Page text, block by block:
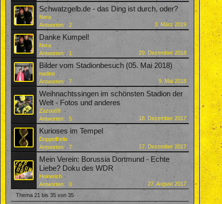
Schwatzgelb.de - das Ding ist durch, oder?
Nera
Antworten:
2 3. März 2019
Danke Kumpel!
Nera
Antworten:
1 29. Dezember 2018
Bilder vom Stadionbesuch (05. Mai 2018)
nadine
Antworten:
7 9. Mai 2018
Weihnachtssingen im schönsten Stadion der
Welt - Fotos und anderes
Zazou09
Antworten:
5 18. Dezember 2017
Kurioses im Tempel
Doppellhelix
Antworten:
7 17. Dezember 2017
Mein Verein: Borussia Dortmund - Echte
Liebe? Doku des WDR
Heinerich
Antworten:
0
27. August 2017
Thema 21 bis 35 von 35